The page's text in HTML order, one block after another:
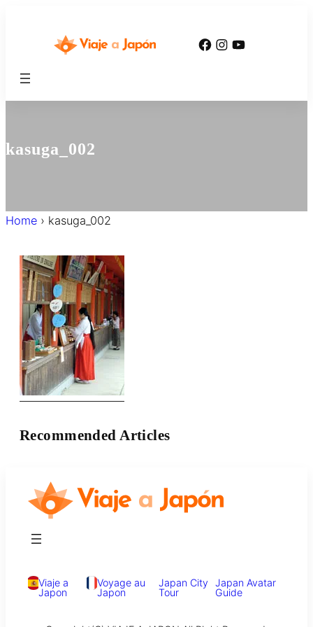
Facebook
Instagram
YouTube
kasuga_002
Home › kasuga_002
Recommended Articles
Viaje a
Japon
Voyage au
Japon
Japan City
Tour
Japan Avatar
Guide